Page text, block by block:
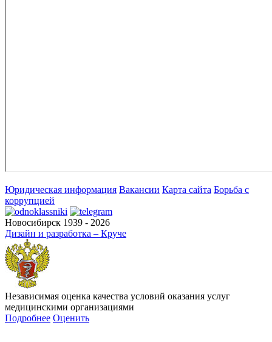
Юридическая информация Вакансии Карта сайта Борьба с
коррупцией
Новосибирск 1939 - 2026
Дизайн и разработка – Круче
Независимая оценка качества условий оказания услуг
медицинскими организациями
Подробнее Оценить